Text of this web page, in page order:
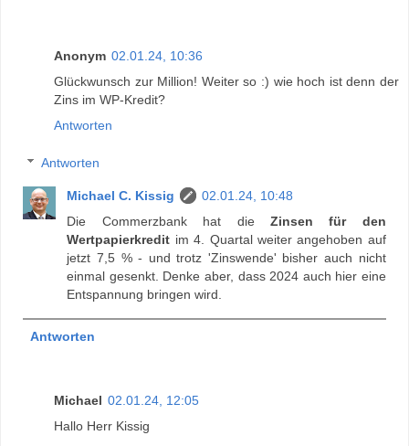
Anonym 02.01.24, 10:36
Glückwunsch zur Million! Weiter so :) wie hoch ist denn der
Zins im WP-Kredit?
Antworten
Antworten
Michael C. Kissig
02.01.24, 10:48
Die Commerzbank hat die Zinsen für den
Wertpapierkredit im 4. Quartal weiter angehoben auf
jetzt 7,5 % - und trotz 'Zinswende' bisher auch nicht
einmal gesenkt. Denke aber, dass 2024 auch hier eine
Entspannung bringen wird.
Antworten
Michael 02.01.24, 12:05
Hallo Herr Kissig